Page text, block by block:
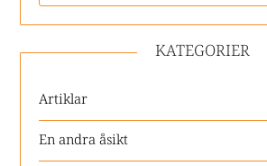
KATEGORIER
Artiklar
En andra åsikt